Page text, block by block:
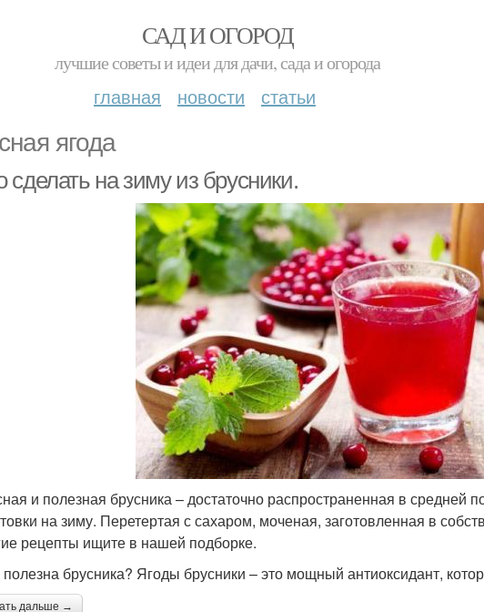
САД И ОГОРОД
лучшие советы и идеи для дачи, сада и огорода
главная новости статьи
ягода
сделать на зиму из брусники.
и полезная брусника – достаточно распространенная в средней
на зиму. Перетертая с сахаром, моченая, заготовленная в
рецепты ищите в нашей подборке.
брусника? Ягоды брусники – это мощный антиоксидант,
дальше →